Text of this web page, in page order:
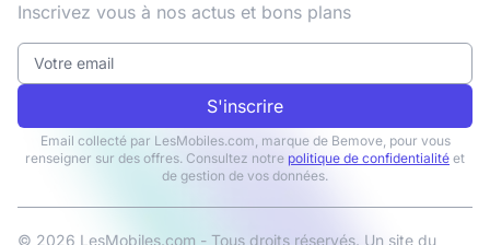
Inscrivez vous à nos actus et bons plans
S'inscrire
Email collecté par LesMobiles.com, marque de Bemove, pour vous
renseigner sur des offres. Consultez notre politique de confidentialité et
de gestion de vos données.
© 2026 LesMobiles.com - Tous droits réservés. Un site du